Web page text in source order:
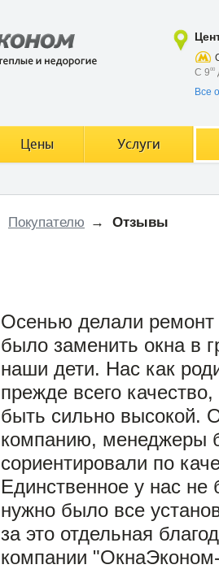
Покупателю → Отзывы
Осенью делали ремонт
было заменить окна в
наши дети. Нас как
прежде всего
быть сильно высокой.
компанию, менеджеры
сориентировали по
Единственное у нас
нужно было все
за это отдельная
компании
С 900
Все
Цены Услуги